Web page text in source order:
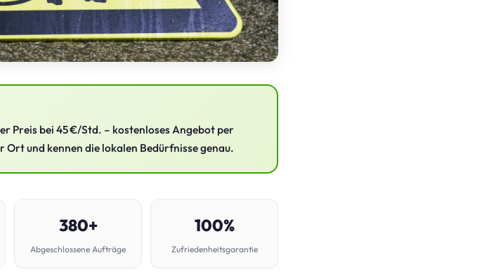
Preis bei 45 €/Std. – kostenloses Angebot per
Ort und kennen die lokalen Bedürfnisse genau.
380+
Abgeschlossene Aufträge
100%
Zufriedenheitsgarantie